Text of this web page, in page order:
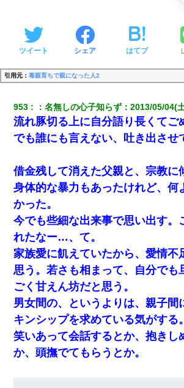
ツイート シェア はてブ
引用元： 毒親育ちで親になった人2
953 ：名無しの心子知らず ：2013/05/04(
流れ豚切る上に自分語り長くてご
でも誰にも言えない、吐き出させ
借金残して消えた父親と、宗教に
身体的な暴力もあったけれど、何
かった。
今でも些細な出来事で思い出す。
れたなー…、て。
家族愛に飢えていたから、愛情不
思う。若さも相まって、自分でも
ごく甘えん坊だと思う。
男女間の、というよりは、親子間
キンシップを求めている気がする。
笑いあって会話するとか、抱きし
か、頭撫でてもらうとか。